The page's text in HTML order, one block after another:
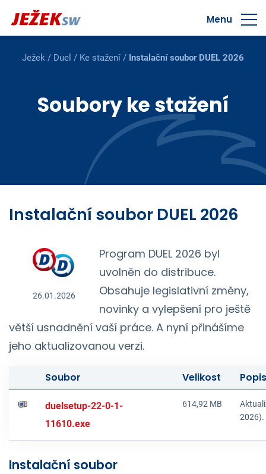
Menu
Ježek / Duel / Ke stažení / Instalační soubor DUEL 2026
Soubory ke stažení
Instalační soubor DUEL 2026
26.01.2026
Program DUEL 2026 byl
uvolněn do distribuce.
Obsahuje legislativní změny,
novinky a vylepšení pro ještě
větší usnadnění vaší práce. A nyní přinášíme
jeho aktualizovanou verzi.
Soubor Velikost Popis
duelsetup-22-0-1-
11610.exe
614,92 MB
2026).
Instalační soubor